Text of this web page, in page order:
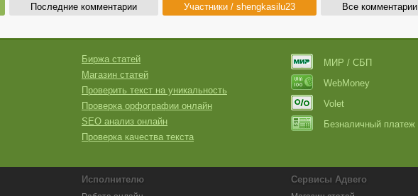
Последние комментарии Участники / shengkasilu23 Все комментарии
Биржа статей
Магазин статей
Проверить текст на уникальность
Проверка орфографии онлайн
SEO анализ онлайн
Проверка качества текста
МИР / СБП
WebMoney
Volet
Безналичный платеж
Исполнителю Сервисы Адвего